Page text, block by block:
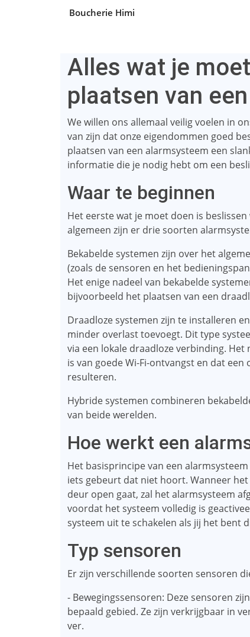
Boucherie Himi
Alles wat je
plaatsen van
We willen ons allemaal veilig voelen in
van zijn dat onze eigendommen goed
plaatsen van een alarmsysteem een
informatie die je nodig hebt om een
Waar te beginnen
Het eerste wat je moet doen is
algemeen zijn er drie soorten
Bekabelde systemen zijn over het
(zoals de sensoren en het
Het enige nadeel van bekabelde
bijvoorbeeld het plaatsen van een
Draadloze systemen zijn te installeren
minder overlast toevoegt. Dit type
via een lokale draadloze verbinding.
is van goede Wi-Fi-ontvangst en dat
resulteren.
Hybride systemen combineren
van beide werelden.
Hoe werkt een
Het basisprincipe van een
iets gebeurt dat niet hoort. Wanneer
deur open gaat, zal het alarmsysteem
voordat het systeem volledig is
systeem uit te schakelen als jij het bent
Typ sensoren
Er zijn verschillende soorten sensoren
- Bewegingssensoren: Deze sensoren
bepaald gebied. Ze zijn verkrijgbaar in
ver.